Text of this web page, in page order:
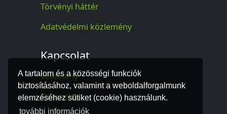
A tartalom és a közösségi funkciók
biztosításához, valamint a weboldalforgalmunk
elemzéséhez sütiket (cookie) használunk.
további információk
Törvényi háttér
Adatvédelmi közlemény
Kapcsolat
Vélemény
Kapcsolat